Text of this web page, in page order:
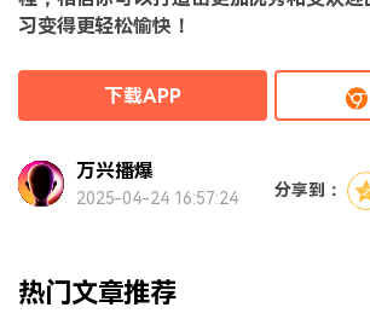
习变得更轻松愉快！
下载APP
万兴播爆
2025-04-24 16:57:24 分享到：
热门文章推荐